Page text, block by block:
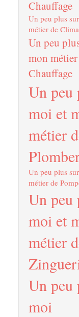
Chauffage
Un peu plus
métier de
Un peu
mon
Chauffage
Un peu
moi et
métier
Un peu plus
métier de
Un peu
moi et
métier
Un peu
moi